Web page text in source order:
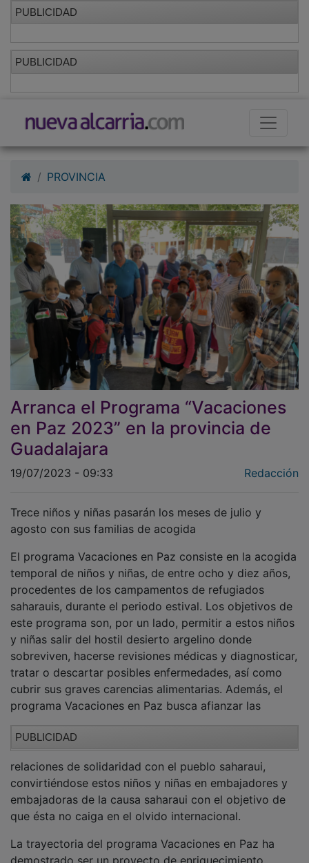
PUBLICIDAD
PROVINCIA
Arranca el Programa “Vacaciones
en Paz 2023” en la provincia de
Guadalajara
agosto con sus familias de acogida
El programa Vacaciones en Paz consiste en la acogida
temporal de niños y niñas, de entre ocho y diez años,
procedentes de los campamentos de refugiados
saharauis, durante el periodo estival. Los objetivos de
este programa son, por un lado, permitir a estos niños
y niñas salir del hostil desierto argelino donde
sobreviven, hacerse revisiones médicas y diagnosticar,
tratar o descartar posibles enfermedades, así como
programa Vacaciones en Paz busca afianzar las
PUBLICIDAD